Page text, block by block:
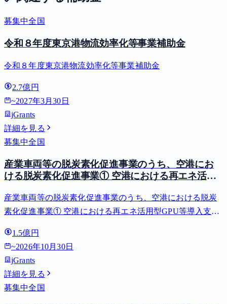
募集中全国
令和８年度東京港物流効率化等事業補助金
令和８年度東京港物流効率化等事業補助金
2.7億円
~2027年3月30日
jGrants
詳細を見る
募集中全国
産業車両等の脱炭素化促進事業のうち、空港にお
ける脱炭素化促進事業① 空港における再エネ活用
費等補助金）
産業車両等の脱炭素化促進事業のうち、空港における脱炭
素化促進事業① 空港における再エネ活用型GPU等導入支援
1.5億円
~2026年10月30日
jGrants
詳細を見る
募集中全国